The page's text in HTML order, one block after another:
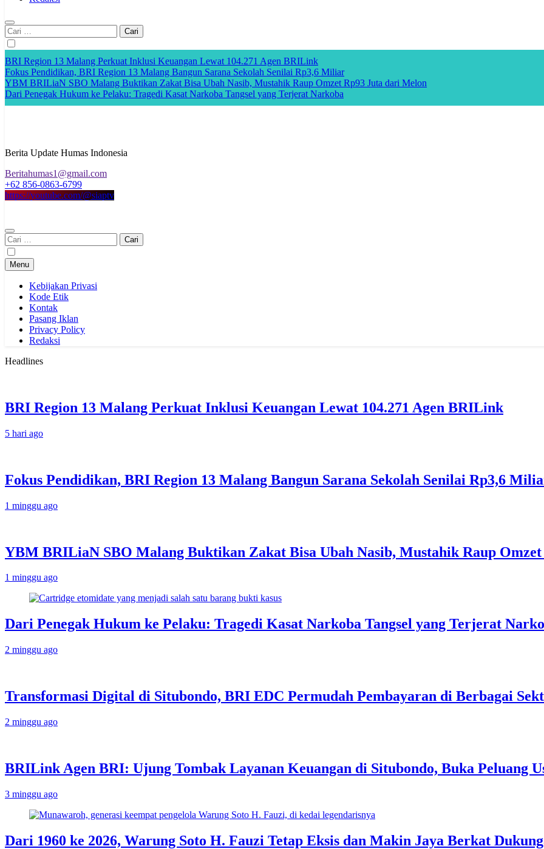
Cari
untuk:
BRI Region 13 Malang Perkuat Inklusi Keuangan Lewat 104.271 Agen BRILink
Fokus Pendidikan, BRI Region 13 Malang Bangun Sarana Sekolah Senilai Rp3,6 Miliar
YBM BRILiaN SBO Malang Buktikan Zakat Bisa Ubah Nasib, Mustahik Raup Omzet Rp93 Juta dari Melon
Dari Penegak Hukum ke Pelaku: Tragedi Kasat Narkoba Tangsel yang Terjerat Narkoba
Berita Update Humas Indonesia
Beritahumas1@gmail.com
+62 856-0863-6799
https://youtube.com/@siaptv
Cari
untuk:
Menu
Kebijakan Privasi
Kode Etik
Kontak
Pasang Iklan
Privacy Policy
Redaksi
Headlines
BRI Region 13 Malang Perkuat Inklusi Keuangan Lewat 104.271 Agen BRILink
5 hari ago
Fokus Pendidikan, BRI Region 13 Malang Bangun Sarana Sekolah Senilai Rp3,6
1 minggu ago
YBM BRILiaN SBO Malang Buktikan Zakat Bisa Ubah Nasib, Mustahik Raup
1 minggu ago
Dari Penegak Hukum ke Pelaku: Tragedi Kasat Narkoba Tangsel yang Terjerat
2 minggu ago
Transformasi Digital di Situbondo, BRI EDC Permudah Pembayaran di Berbagai
2 minggu ago
BRILink Agen BRI: Ujung Tombak Layanan Keuangan di Situbondo, Buka Peluang
3 minggu ago
Dari 1960 ke 2026, Warung Soto H. Fauzi Tetap Eksis dan Makin Jaya Berkat